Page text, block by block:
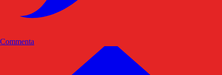
Commenta